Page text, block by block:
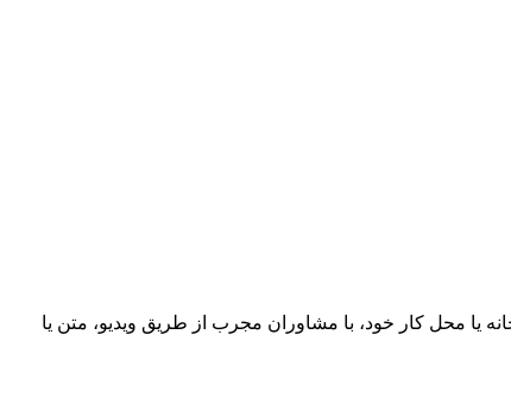
یا محل کار خود، با مشاوران مجرب از طریق ویدیو، متن یا